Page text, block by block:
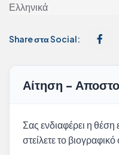
Ελληνικά
Share στα Social:
Αίτηση -
Σας ενδιαφέρει η θέση
στείλετε το